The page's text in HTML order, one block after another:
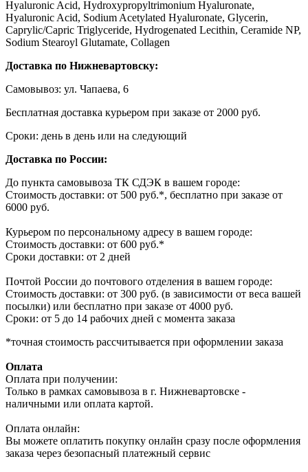
Hyaluronic Acid, Hydroxypropyltrimonium Hyaluronate,
Hyaluronic Acid, Sodium Acetylated Hyaluronate, Glycerin,
Caprylic/Capric Triglyceride, Hydrogenated Lecithin, Ceramide NP,
Sodium Stearoyl Glutamate, Collagen
Доставка по Нижневартовску:
Самовывоз: ул. Чапаева, 6
Бесплатная доставка курьером при заказе от 2000 руб.
Сроки: день в день или на следующий
Доставка по России:
До пункта самовывоза ТК СДЭК в вашем городе:
Стоимость доставки: от 500 руб.*, бесплатно при заказе от
6000 руб.
Курьером по персональному адресу в вашем городе:
Стоимость доставки: от 600 руб.*
Сроки доставки: от 2 дней
Почтой России до почтового отделения в вашем городе:
Стоимость доставки: от 300 руб. (в зависимости от веса вашей
посылки) или бесплатно при заказе от 4000 руб.
Сроки: от 5 до 14 рабочих дней с момента заказа
*точная стоимость рассчитывается при оформлении заказа
Оплата
Оплата при получении:
Только в рамках самовывоза в г. Нижневартовске -
наличными или оплата картой.
Оплата онлайн:
Вы можете оплатить покупку онлайн сразу после оформления
заказа через безопасный платежный сервис